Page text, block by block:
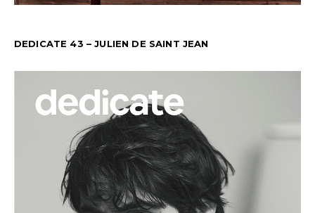
DEDICATE 43 – JULIEN DE SAINT JEAN